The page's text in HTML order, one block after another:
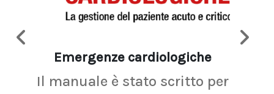
Emergenze cardiologiche
Il manuale è stato scritto per